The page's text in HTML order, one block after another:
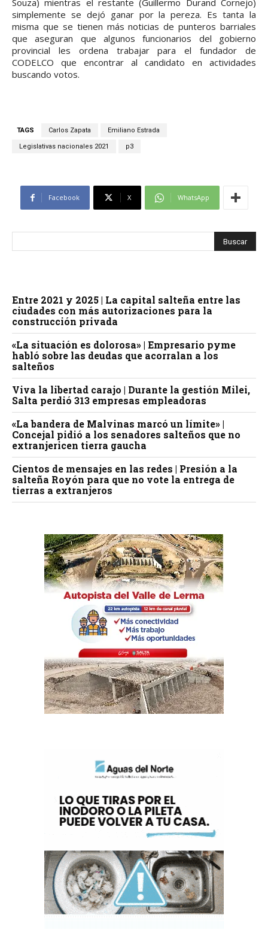
Souza) mientras el restante (Guillermo Durand Cornejo)
simplemente se dejó ganar por la pereza. Es tanta la
misma que se tienen más noticias de punteros barriales
que aseguran que algunos funcionarios del gobierno
provincial les ordena trabajar para el fundador de
CODELCO que encontrar al candidato en actividades
buscando votos.
TAGS Carlos Zapata Emiliano Estrada
Legislativas nacionales 2021 p3
Facebook X WhatsApp
Entre 2021 y 2025 | La capital salteña entre las
ciudades con más autorizaciones para la
construcción privada
«La situación es dolorosa» | Empresario pyme
habló sobre las deudas que acorralan a los
salteños
Viva la libertad carajo | Durante la gestión Milei,
Salta perdió 313 empresas empleadoras
«La bandera de Malvinas marcó un límite» |
Concejal pidió a los senadores salteños que no
extranjericen tierra gaucha
Cientos de mensajes en las redes | Presión a la
salteña Royón para que no vote la entrega de
tierras a extranjeros